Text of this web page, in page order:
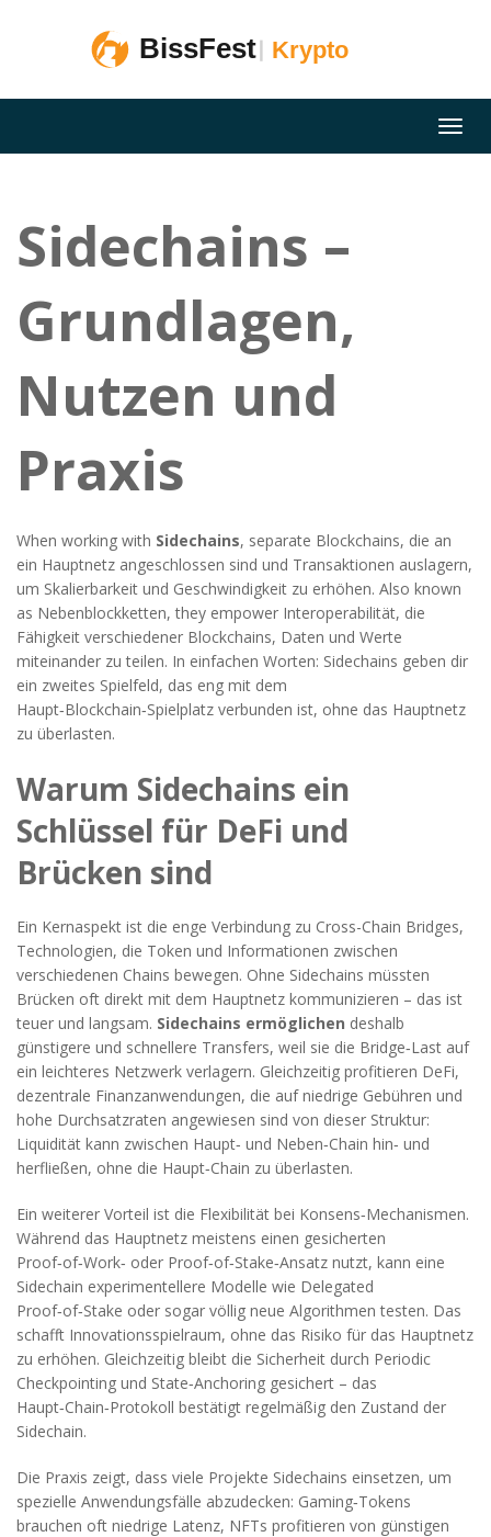
Sidechains –
Grundlagen,
Nutzen und
Praxis
When working with Sidechains, separate Blockchains, die an
ein Hauptnetz angeschlossen sind und Transaktionen auslagern,
um Skalierbarkeit und Geschwindigkeit zu erhöhen. Also known
as Nebenblockketten, they empower Interoperabilität, die
Fähigkeit verschiedener Blockchains, Daten und Werte
miteinander zu teilen. In einfachen Worten: Sidechains geben dir
ein zweites Spielfeld, das eng mit dem
Haupt‑Blockchain‑Spielplatz verbunden ist, ohne das Hauptnetz
zu überlasten.
Warum Sidechains ein
Schlüssel für DeFi und
Brücken sind
Ein Kernaspekt ist die enge Verbindung zu Cross-Chain Bridges,
Technologien, die Token und Informationen zwischen
verschiedenen Chains bewegen. Ohne Sidechains müssten
Brücken oft direkt mit dem Hauptnetz kommunizieren – das ist
teuer und langsam. Sidechains ermöglichen deshalb
günstigere und schnellere Transfers, weil sie die Bridge‑Last auf
ein leichteres Netzwerk verlagern. Gleichzeitig profitieren DeFi,
dezentrale Finanzanwendungen, die auf niedrige Gebühren und
hohe Durchsatzraten angewiesen sind von dieser Struktur:
Liquidität kann zwischen Haupt‑ und Neben‑Chain hin‑ und
herfließen, ohne die Haupt‑Chain zu überlasten.
Ein weiterer Vorteil ist die Flexibilität bei Konsens‑Mechanismen.
Während das Hauptnetz meistens einen gesicherten
Proof‑of‑Work‑ oder Proof‑of‑Stake‑Ansatz nutzt, kann eine
Sidechain experimentellere Modelle wie Delegated
Proof‑of‑Stake oder sogar völlig neue Algorithmen testen. Das
schafft Innovationsspielraum, ohne das Risiko für das Hauptnetz
zu erhöhen. Gleichzeitig bleibt die Sicherheit durch Periodic
Checkpointing und State‑Anchoring gesichert – das
Haupt‑Chain‑Protokoll bestätigt regelmäßig den Zustand der
Sidechain.
Die Praxis zeigt, dass viele Projekte Sidechains einsetzen, um
spezielle Anwendungsfälle abzudecken: Gaming‑Tokens
brauchen oft niedrige Latenz, NFTs profitieren von günstigen